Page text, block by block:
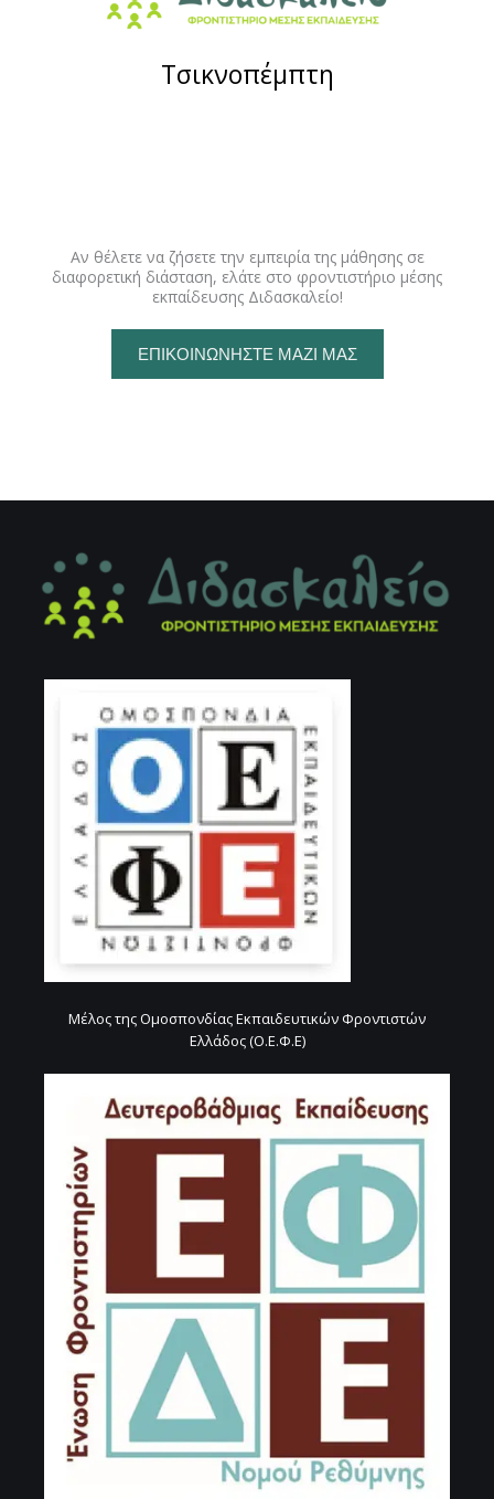
Τσικνοπέμπτη
Αν θέλετε να ζήσετε την εμπειρία της μάθησης σε
διαφορετική διάσταση, ελάτε στο φροντιστήριο μέσης
εκπαίδευσης Διδασκαλείο!
ΕΠΙΚΟΙΝΩΝΉΣΤΕ ΜΑΖΊ ΜΑΣ
Μέλος της Ομοσπονδίας Εκπαιδευτικών Φροντιστών
Ελλάδος (Ο.Ε.Φ.Ε)